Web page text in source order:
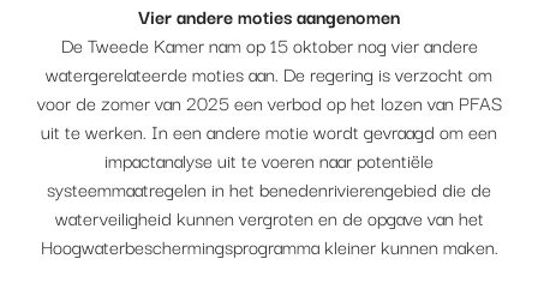
Vier andere moties aangenomen
De Tweede Kamer nam op 15 oktober nog vier andere
watergerelateerde moties aan. De regering is verzocht om
voor de zomer van 2025 een verbod op het lozen van PFAS
uit te werken. In een andere motie wordt gevraagd om een
impactanalyse uit te voeren naar potentiële
systeemmaatregelen in het benedenrivierengebied die de
waterveiligheid kunnen vergroten en de opgave van het
Hoogwaterbeschermingsprogramma kleiner kunnen maken.